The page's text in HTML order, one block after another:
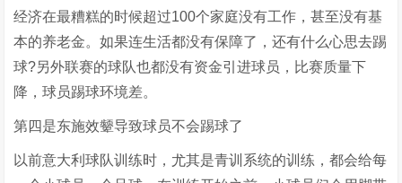
经济在最糟糕的时候超过100个家庭没有工作，甚至没有基
本的养老金。如果连生活都没有保障了，还有什么心思去踢
球?另外联赛的球队也都没有资金引进球员，比赛质量下
降，球员踢球环境差。
第四是东施效颦导致球员不会踢球了
以前意大利球队训练时，尤其是青训系统的训练，都会给每